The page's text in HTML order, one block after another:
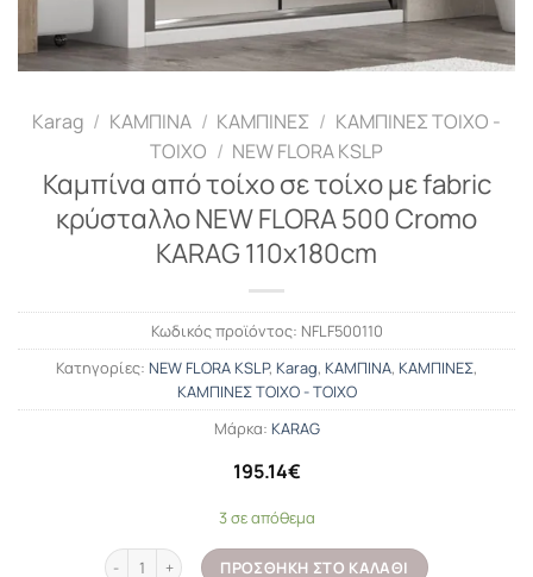
Karag / ΚΑΜΠΙΝΑ / ΚΑΜΠΙΝΕΣ / ΚΑΜΠΙΝΕΣ ΤΟΙΧΟ -
ΤΟΙΧΟ / NEW FLORA KSLP
Καμπίνα από τοίχο σε τοίχο με fabric
κρύσταλλο NEW FLORA 500 Cromo
KARAG 110x180cm
Κωδικός προϊόντος: NFLF500110
Κατηγορίες: NEW FLORA KSLP, Karag, ΚΑΜΠΙΝΑ, ΚΑΜΠΙΝΕΣ,
ΚΑΜΠΙΝΕΣ ΤΟΙΧΟ - ΤΟΙΧΟ
Μάρκα: KARAG
195.14€
3 σε απόθεμα
Καμπίνα από τοίχο σε τοίχο με fabric κρύσταλλο NEW FLORA
ΠΡΟΣΘΉΚΗ ΣΤΟ ΚΑΛΆΘΙ